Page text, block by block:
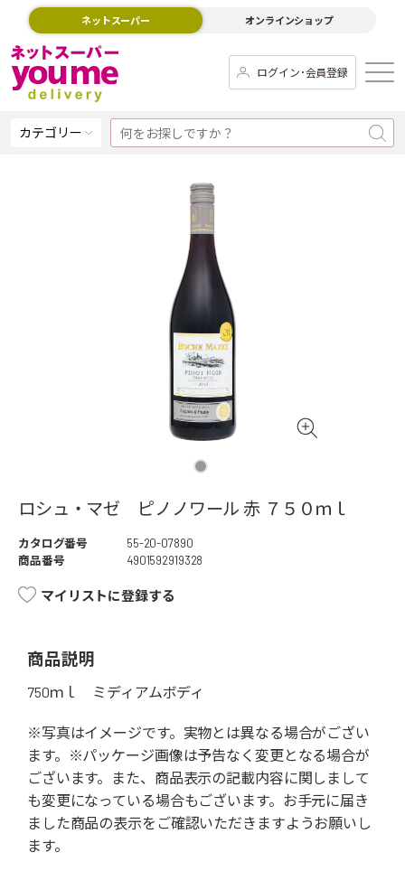
ネットスーパー オンラインショップ
ログイン･会員登録
カテゴリー
ロシュ・マゼ ピノノワール 赤 ７５０ｍｌ
カタログ番号
55-20-07890
商品番号
4901592919328
マイリストに登録する
商品説明
750ｍｌ ミディアムボディ
※写真はイメージです。実物とは異なる場合がござい
ます。※パッケージ画像は予告なく変更となる場合が
ございます。また、商品表示の記載内容に関しまして
も変更になっている場合もございます。お手元に届き
ました商品の表示をご確認いただきますようお願いし
ます。